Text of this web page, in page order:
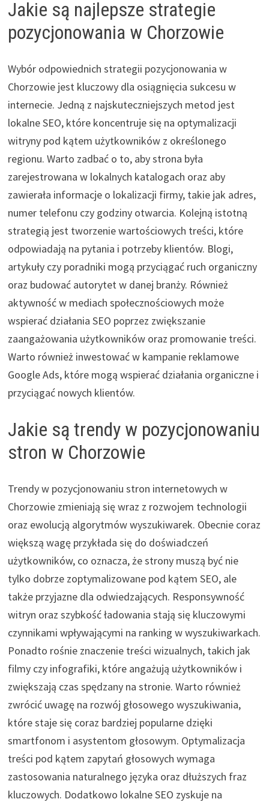
Jakie są najlepsze strategie
pozycjonowania w Chorzowie
Wybór odpowiednich strategii pozycjonowania w
Chorzowie jest kluczowy dla osiągnięcia sukcesu w
internecie. Jedną z najskuteczniejszych metod jest
lokalne SEO, które koncentruje się na optymalizacji
witryny pod kątem użytkowników z określonego
regionu. Warto zadbać o to, aby strona była
zarejestrowana w lokalnych katalogach oraz aby
zawierała informacje o lokalizacji firmy, takie jak adres,
numer telefonu czy godziny otwarcia. Kolejną istotną
strategią jest tworzenie wartościowych treści, które
odpowiadają na pytania i potrzeby klientów. Blogi,
artykuły czy poradniki mogą przyciągać ruch organiczny
oraz budować autorytet w danej branży. Również
aktywność w mediach społecznościowych może
wspierać działania SEO poprzez zwiększanie
zaangażowania użytkowników oraz promowanie treści.
Warto również inwestować w kampanie reklamowe
Google Ads, które mogą wspierać działania organiczne i
przyciągać nowych klientów.
Jakie są trendy w pozycjonowaniu
stron w Chorzowie
Trendy w pozycjonowaniu stron internetowych w
Chorzowie zmieniają się wraz z rozwojem technologii
oraz ewolucją algorytmów wyszukiwarek. Obecnie coraz
większą wagę przykłada się do doświadczeń
użytkowników, co oznacza, że strony muszą być nie
tylko dobrze zoptymalizowane pod kątem SEO, ale
także przyjazne dla odwiedzających. Responsywność
witryn oraz szybkość ładowania stają się kluczowymi
czynnikami wpływającymi na ranking w wyszukiwarkach.
Ponadto rośnie znaczenie treści wizualnych, takich jak
filmy czy infografiki, które angażują użytkowników i
zwiększają czas spędzany na stronie. Warto również
zwrócić uwagę na rozwój głosowego wyszukiwania,
które staje się coraz bardziej popularne dzięki
smartfonom i asystentom głosowym. Optymalizacja
treści pod kątem zapytań głosowych wymaga
zastosowania naturalnego języka oraz dłuższych fraz
kluczowych. Dodatkowo lokalne SEO zyskuje na